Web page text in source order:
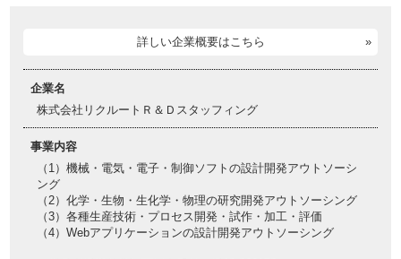
詳しい企業概要はこちら
企業名
株式会社リクルートＲ＆Ｄスタッフィング
事業内容
（1）機械・電気・電子・制御ソフトの設計開発アウトソーシ
ング
（2）化学・生物・生化学・物理の研究開発アウトソーシング
（3）各種生産技術・プロセス開発・試作・加工・評価
（4）Webアプリケーションの設計開発アウトソーシング